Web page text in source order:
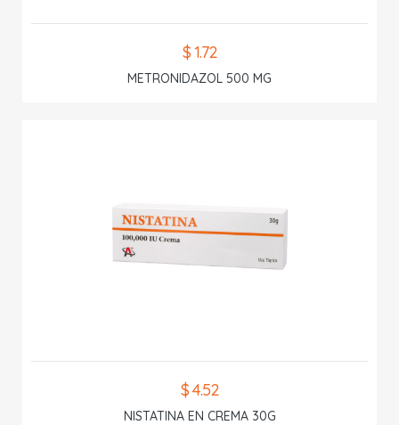
$ 1.72
METRONIDAZOL 500 MG
$ 4.52
NISTATINA EN CREMA 30G